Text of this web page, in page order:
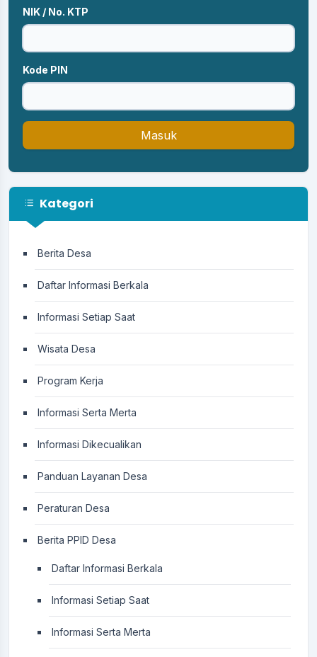
NIK / No. KTP
Kode PIN
Masuk
Kategori
Berita Desa
Daftar Informasi Berkala
Informasi Setiap Saat
Wisata Desa
Program Kerja
Informasi Serta Merta
Informasi Dikecualikan
Panduan Layanan Desa
Peraturan Desa
Berita PPID Desa
Daftar Informasi Berkala
Informasi Setiap Saat
Informasi Serta Merta